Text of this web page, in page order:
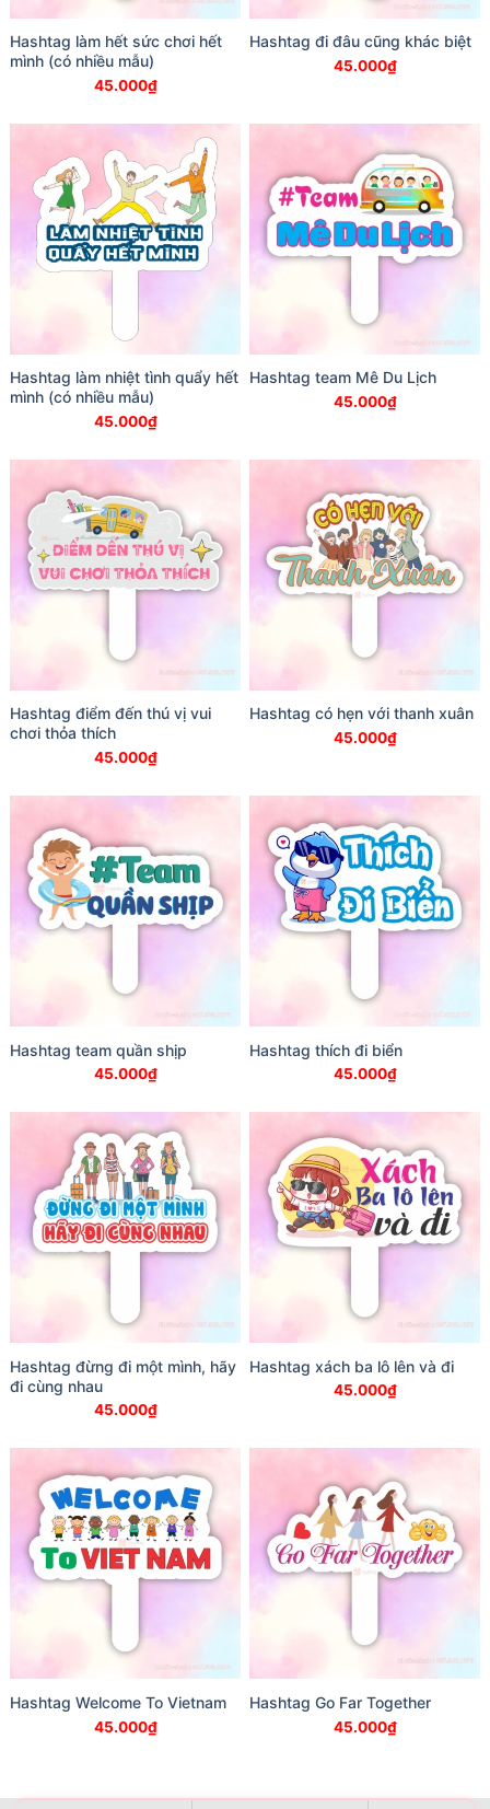
Hashtag làm hết sức chơi hết
mình (có nhiều mẫu)
45.000₫
Hashtag đi đâu cũng khác biệt
45.000₫
Hashtag làm nhiệt tình quẩy hết
mình (có nhiều mẫu)
45.000₫
Hashtag team Mê Du Lịch
45.000₫
Hashtag điểm đến thú vị vui
chơi thỏa thích
45.000₫
Hashtag có hẹn với thanh xuân
45.000₫
Hashtag team quần shịp
45.000₫
Hashtag thích đi biển
45.000₫
Hashtag đừng đi một mình, hãy
đi cùng nhau
45.000₫
Hashtag xách ba lô lên và đi
45.000₫
Hashtag Welcome To Vietnam
45.000₫
Hashtag Go Far Together
45.000₫